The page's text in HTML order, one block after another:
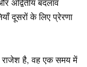
अद्वितीय बदलाव
दूसरों के लिए प्रेरणा
राजेश है, वह एक समय में